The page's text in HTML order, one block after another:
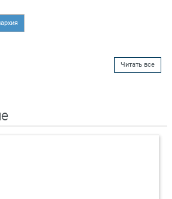
Читать все